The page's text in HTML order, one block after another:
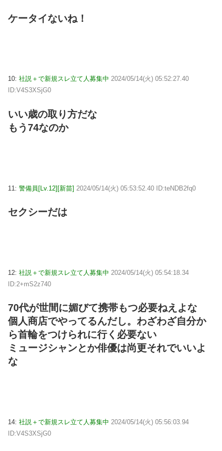
ケータイないね！
10: 社説＋で新規スレ立て人募集中 2024/05/14(火) 05:52:27.40
ID:V4S3XSjG0
いい歳の取り方だな
もう74なのか
11: 警備員[Lv.12][新苗] 2024/05/14(火) 05:53:52.40 ID:teNDB2fq0
セクシーだは
12: 社説＋で新規スレ立て人募集中 2024/05/14(火) 05:54:18.34
ID:2+mS2z740
70代が世間に媚びて携帯もつ必要ねえよな
個人商店でやってるんだし。わざわざ自分か
ら首輪をつけられに行く必要ない
ミュージシャンとか俳優は尚更それでいいよ
な
14: 社説＋で新規スレ立て人募集中 2024/05/14(火) 05:56:03.94
ID:V4S3XSjG0